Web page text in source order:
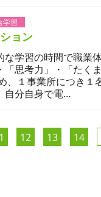
学習
ョン
な学習の時間で職業
思考力」・「たく
、１事業所につき１
自分自身で電…
12 13 14